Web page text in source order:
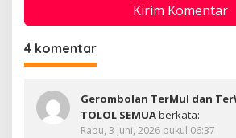
4 komentar
Gerombolan TerMul dan
TOLOL SEMUAberkata:
Rabu, 3 Juni, 2026 pukul 06:37